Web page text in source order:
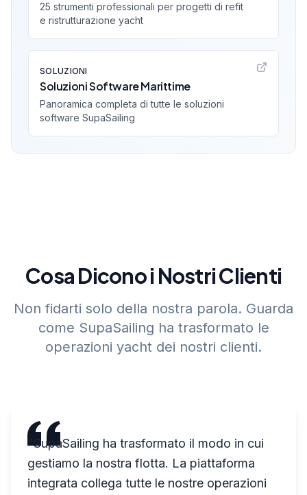
25 strumenti professionali per progetti di refit
e ristrutturazione yacht
SOLUZIONI
Soluzioni Software Marittime
Panoramica completa di tutte le soluzioni
software SupaSailing
Cosa Dicono i Nostri Clienti
Non fidarti solo della nostra parola. Guarda
come SupaSailing ha trasformato le
operazioni yacht dei nostri clienti.
"Come intermediario di yacht, ho provato
numerosi sistemi, ma il modulo
Intermediazione di SupaSailing li supera